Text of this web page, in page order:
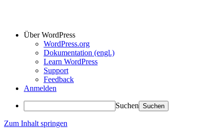
Über WordPress
WordPress.org
Dokumentation (engl.)
Learn WordPress
Support
Feedback
Anmelden
Suchen
Zum Inhalt springen